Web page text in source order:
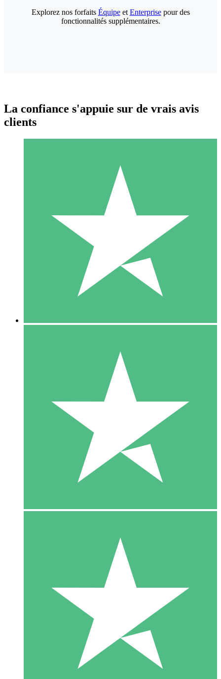
Packs de Crédits Individuels
Payez à l'utilisation avec des crédits de téléchargement. Sans
1 Téléchargement
10 00
10 Téléchargements
20 00
Explorez nos forfaits Équipeet Enterprisepour des
fonctionnalités supplémentaires.
La confiance s'appuie sur de vrais avis
clients